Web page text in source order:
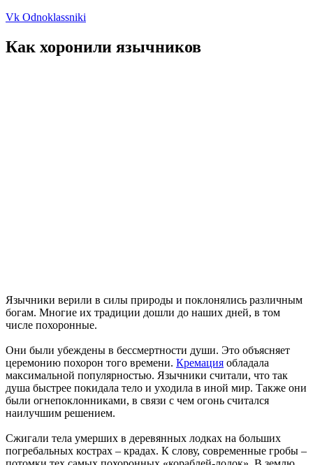
Vk Odnoklassniki
Как хоронили язычников
Язычники верили в силы природы и поклонялись различным
богам. Многие их традиции дошли до наших дней, в том
числе похоронные.
Они были убеждены в бессмертности души. Это объясняет
церемонию похорон того времени. Кремация обладала
максимальной популярностью. Язычники считали, что так
душа быстрее покидала тело и уходила в иной мир. Также они
были огнепоклонниками, в связи с чем огонь считался
наилучшим решением.
Сжигали тела умерших в деревянных лодках на больших
погребальных кострах – крадах. К слову, современные гробы –